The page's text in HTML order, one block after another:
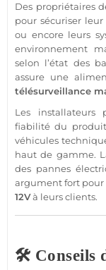
Des propriétaires
pour sécuriser leur
ou encore leurs
environnement
selon l’état des
assure une
télésurveillance
Les installateurs
fiabilité du
véhicules
haut de gamme.
des pannes
argument fort
12Và leurs clients.
🛠️ Conseils